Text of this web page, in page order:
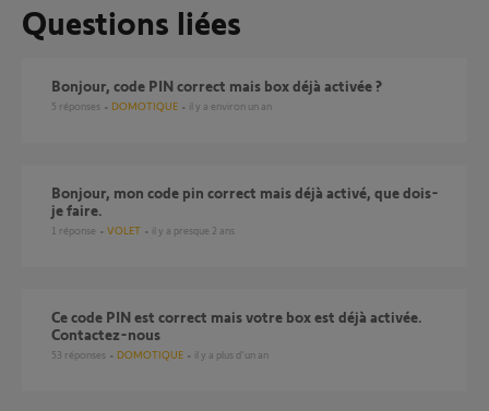
Questions liées
Bonjour, code PIN correct mais box déjà activée ?
5 réponses DOMOTIQUE il y a environ un an
Bonjour, mon code pin correct mais déjà activé, que dois-
je faire.
1 réponse VOLET il y a presque 2 ans
Ce code PIN est correct mais votre box est déjà activée.
Contactez-nous
53 réponses DOMOTIQUE il y a plus d'un an